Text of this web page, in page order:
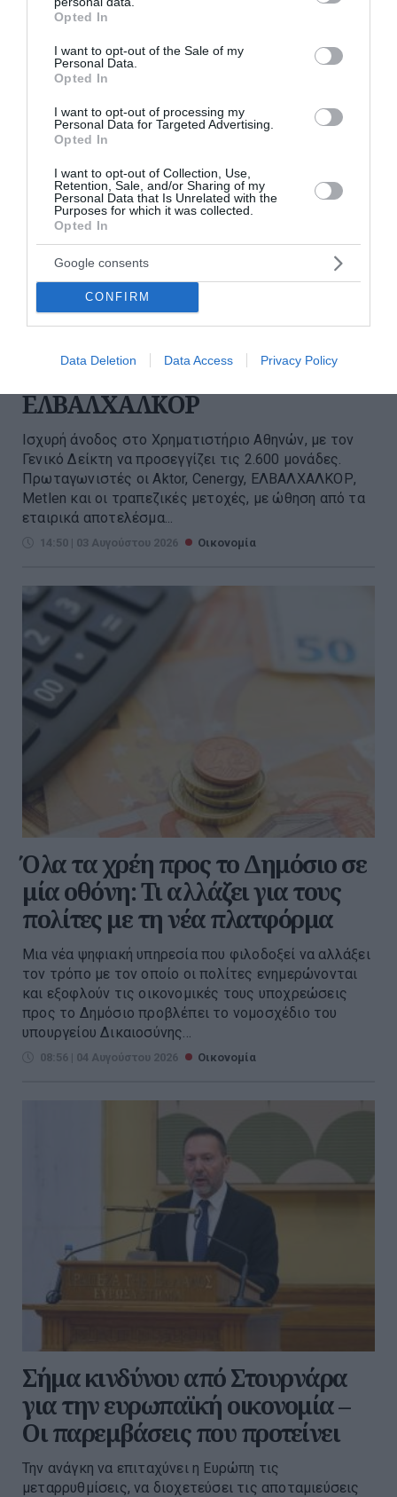
grant or deny consent to Google and its third-party tags to
use your data for below specified purposes in below Google
consent section.
Opted In
I want to opt-out of the Sale of my
Personal Data.
Opted In
I want to opt-out of processing my
Personal Data for Targeted Advertising.
Opted In
I want to opt-out of Collection, Use,
Retention, Sale, and/or Sharing of my
Personal Data that Is Unrelated with the
Purposes for which it was collected.
Opted In
Google consents
CONFIRM
Data Deletion Data Access Privacy Policy
περισσότερες ειδήσεις από το lykavitos.gr
Χρηματιστήριο Αθηνών:
«Φλερτ» με τις 2.600 μονάδες –
Ράλι σε Aktor, Cenergy και
ΕΛΒΑΛΧΑΛΚΟΡ
Ισχυρή άνοδος στο Χρηματιστήριο Αθηνών, με τον
Γενικό Δείκτη να προσεγγίζει τις 2.600 μονάδες.
Πρωταγωνιστές οι Aktor, Cenergy, ΕΛΒΑΛΧΑΛΚΟΡ,
Metlen και οι τραπεζικές μετοχές, με ώθηση από τα
εταιρικά αποτελέσμα...
14:50 | 03 Αυγούστου 2026 Οικονομία
Όλα τα χρέη προς το Δημόσιο σε
μία οθόνη: Τι αλλάζει για τους
πολίτες με τη νέα πλατφόρμα
Μια νέα ψηφιακή υπηρεσία που φιλοδοξεί να αλλάξει
τον τρόπο με τον οποίο οι πολίτες ενημερώνονται
και εξοφλούν τις οικονομικές τους υποχρεώσεις
προς το Δημόσιο προβλέπει το νομοσχέδιο του
υπουργείου Δικαιοσύνης...
08:56 | 04 Αυγούστου 2026 Οικονομία
Σήμα κινδύνου από Στουρνάρα
για την ευρωπαϊκή οικονομία –
Οι παρεμβάσεις που προτείνει
Την ανάγκη να επιταχύνει η Ευρώπη τις
μεταρρυθμίσεις, να διοχετεύσει τις αποταμιεύσεις